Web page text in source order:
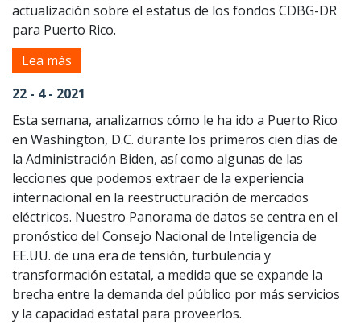
actualización sobre el estatus de los fondos CDBG-DR
para Puerto Rico.
Lea más
22 - 4 - 2021
Esta semana, analizamos cómo le ha ido a Puerto Rico
en Washington, D.C. durante los primeros cien días de
la Administración Biden, así como algunas de las
lecciones que podemos extraer de la experiencia
internacional en la reestructuración de mercados
eléctricos. Nuestro Panorama de datos se centra en el
pronóstico del Consejo Nacional de Inteligencia de
EE.UU. de una era de tensión, turbulencia y
transformación estatal, a medida que se expande la
brecha entre la demanda del público por más servicios
y la capacidad estatal para proveerlos.